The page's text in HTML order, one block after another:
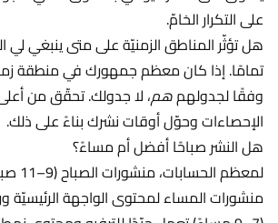
على التكرار الخامّ.
هل تؤثّر المناطق الزمنيّة على متى ينبغي لي
تمامًا. إذا كان معظم جمهورك في منطقة
وفقًا لجدولهمهم، لا جدولك. تحقّق من
الإحصاءات وحوّل أوقات نشرك بناءً على ذلك.
هل النشر صباحًا أفضل أم مساءً؟
منشورات المساء لمحتوى الواجهة الرئيسيّة